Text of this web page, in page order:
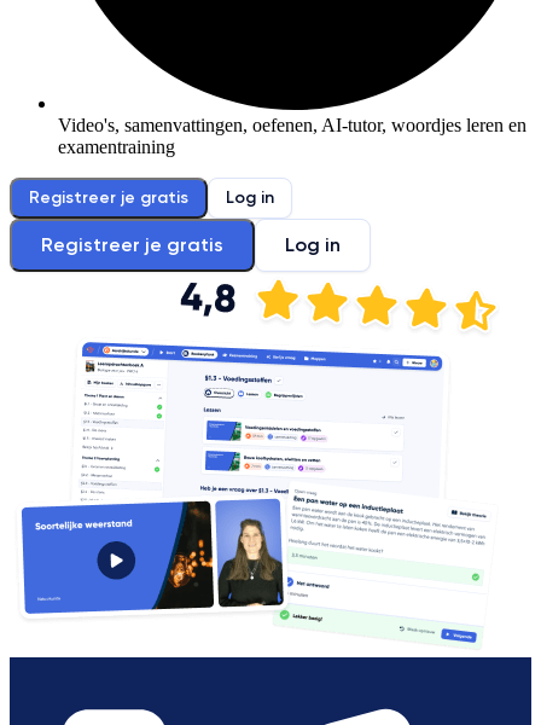
Video's, samenvattingen, oefenen, AI-tutor, woordjes leren en
examentraining
Registreer je gratis Log in
Registreer je gratis Log in